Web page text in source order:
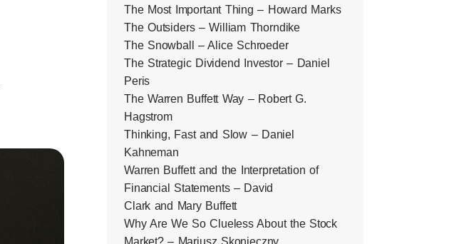
The Most Important Thing – Howard Marks
The Outsiders – William Thorndike
The Snowball – Alice Schroeder
The Strategic Dividend Investor – Daniel
Peris
The Warren Buffett Way – Robert G.
Hagstrom
Thinking, Fast and Slow – Daniel
Kahneman
Warren Buffett and the Interpretation of
Financial Statements – David
Clark and Mary Buffett
Why Are We So Clueless About the Stock
Market? – Mariusz Skonieczny